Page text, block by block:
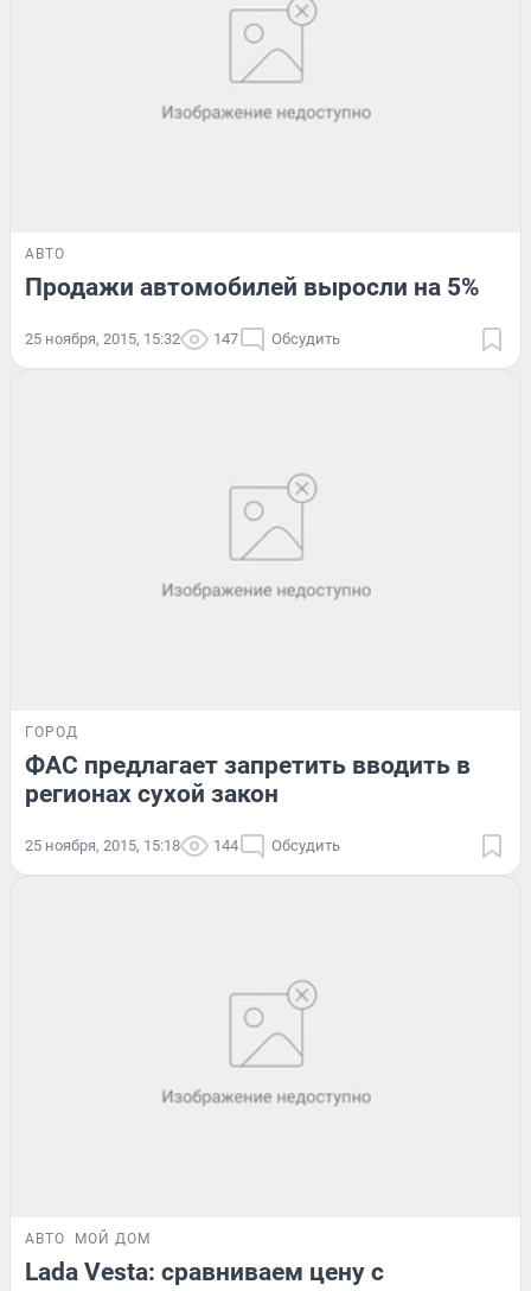
АВТО
Продажи автомобилей выросли на 5%
25 ноября, 2015, 15:32 147 Обсудить
ГОРОД
ФАС предлагает запретить вводить в
регионах сухой закон
25 ноября, 2015, 15:18 144 Обсудить
АВТО МОЙ ДОМ
Lada Vesta: сравниваем цену с